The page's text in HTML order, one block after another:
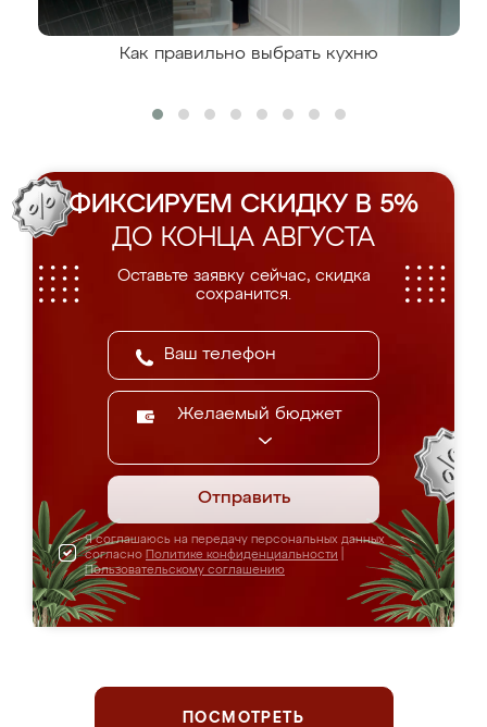
Как правильно выбрать кухню
ФИКСИРУЕМ СКИДКУ В 5%
ДО КОНЦА АВГУСТА
Оставьте заявку сейчас, скидка
сохранится.
Желаемый бюджет
Отправить
Я соглашаюсь на передачу персональных данных
согласно Политике конфиденциальности
Пользовательскому соглашению
ПОСМОТРЕТЬ